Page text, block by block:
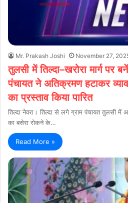
Mr. Prakash Joshi November 27,
तुलसी में तिल्दा–खरोरा मार्ग पर
पंचायत ने अतिक्रमण हटाकर
का प्रस्ताव किया पारित
तिल्दा नेवरा। तिल्दा से लगे ग्राम पंचायत तुलसी में
का बसेरा रोकने के…
Read More »